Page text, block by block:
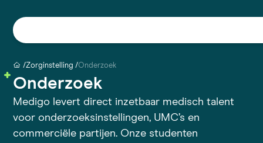
Zorginstelling Onderzoek
Onderzoek
Medigo levert direct inzetbaar medisch talent
voor onderzoeksinstellingen, UMC’s en
commerciële partijen. Onze studenten